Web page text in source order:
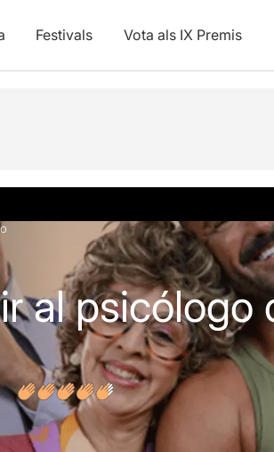
Festivals Vota als IX Premis
al psicólogo